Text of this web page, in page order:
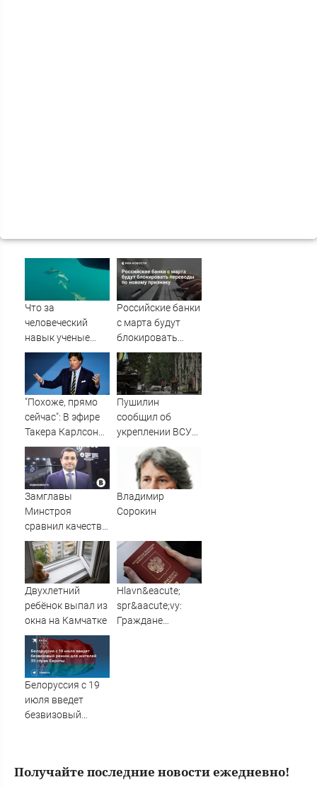
Что за
человеческий
навык ученые
нашли у
дельфинов?
Российские банки
с марта будут
блокировать
переводы по
новому признаку
"Похоже, прямо
сейчас": В эфире
Такера Карлсона
заговорили о
победе России ⋆
Листай.ру ✪
Пушилин
сообщил об
укреплении ВСУ
позиций в
Славянске
Замглавы
Минстроя
сравнил качество
недвижимости в
США и России
Владимир
Сорокин
Двухлетний
ребёнок выпал из
окна на Камчатке
Hlavn&eacute;
spr&aacute;vy:
Граждане
Белоруссия с 19
июля введет
безвизовый
Получайте последние новости ежедневно!